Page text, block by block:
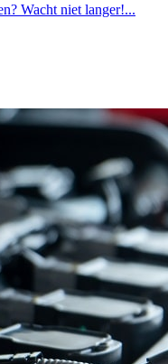
Wacht niet langer!...